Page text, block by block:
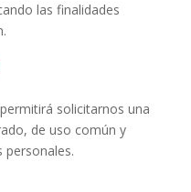
las finalidades
solicitarnos una
de uso común y
personales.